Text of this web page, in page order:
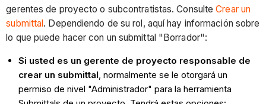
gerentes de proyecto o subcontratistas. ConsulteCrear un
submittal. Dependiendo de su rol, aquí hay información sobre
lo que puede hacer con un submittal "Borrador":
Si usted es un gerente de proyecto responsable de
crear un submittal, normalmente se le otorgará un
permiso de nivel "Administrador" para la herramienta